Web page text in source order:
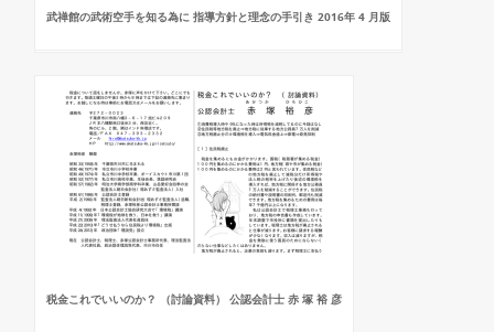
武禅館の武術空手を知る為に 指導方針と理念の手引き 2016年 4 月版
税金これでいいのか？ （討論資料） 公認会計士 赤 塚 裕 彦